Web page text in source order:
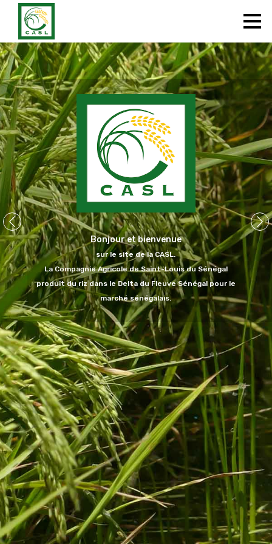
ACCUEIL
L'ENTREPRISE
ACTUALITES
HISTOIRE
NOS MARQUES
CONTACT
Bonjour et bienvenue
sur le site de la CASL.
La Compagnie Agricole de Saint-Louis du Sénégal
produit du riz dans le Delta du Fleuve Sénégal pour le
marché sénégalais.